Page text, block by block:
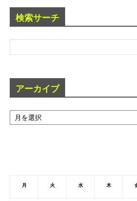
検索サーチ
アーカイブ
ア
ー
月 火 水 木